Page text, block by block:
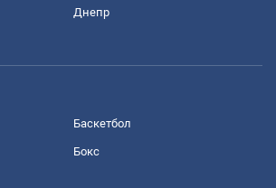
Днепр
Баскетбол
Бокс